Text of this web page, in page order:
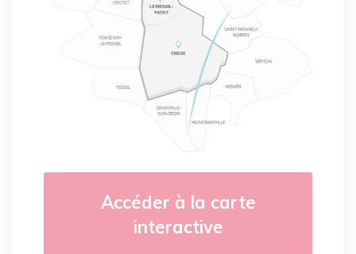
Accéder à la carte
interactive